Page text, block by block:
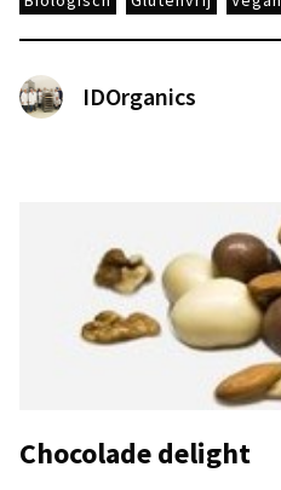
IDOrganics
Chocolade delight